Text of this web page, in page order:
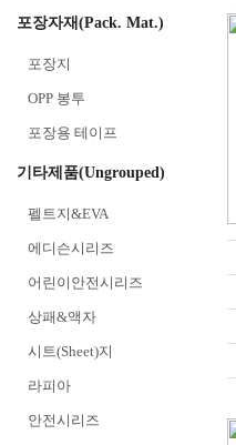
포장자재(Pack. Mat.)
포장지
OPP 봉투
포장용 테이프
기타제품(Ungrouped)
펠트지&EVA
에디슨시리즈
어린이안전시리즈
상패&액자
시트(Sheet)지
라피아
안전시리즈